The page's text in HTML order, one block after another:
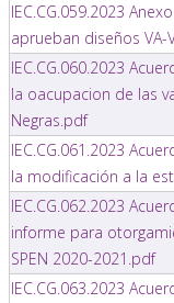
IEC.CG.059.2023
aprueban diseños VA-
IEC.CG.060.2023
la oacupacion de las
Negras.pdf
IEC.CG.061.2023
la modificación a la
IEC.CG.062.2023
informe para
SPEN 2020-2021.pdf
IEC.CG.063.2023